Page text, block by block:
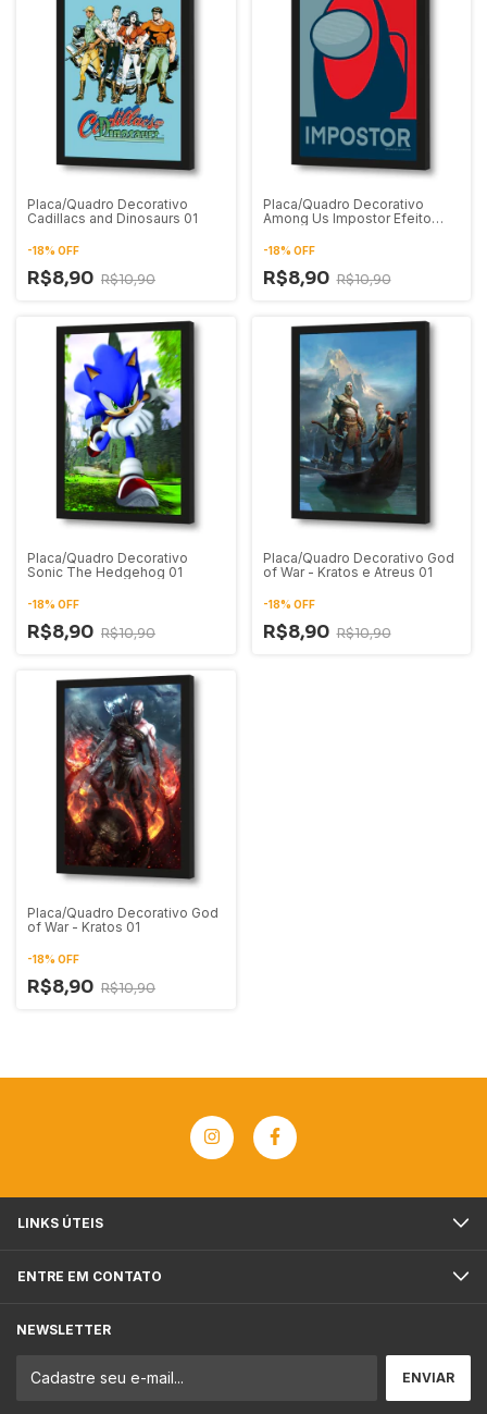
Placa/Quadro Decorativo
Cadillacs and Dinosaurs 01
-18% OFF
R$8,90 R$10,90
Placa/Quadro Decorativo
Among Us Impostor Efeito
-18% OFF
R$8,90 R$10,90
Placa/Quadro Decorativo
Sonic The Hedgehog 01
-18% OFF
R$8,90 R$10,90
Placa/Quadro Decorativo God
of War - Kratos e Atreus 01
-18% OFF
R$8,90 R$10,90
Placa/Quadro Decorativo God
of War - Kratos 01
-18% OFF
R$8,90 R$10,90
LINKS ÚTEIS
ENTRE EM CONTATO
NEWSLETTER